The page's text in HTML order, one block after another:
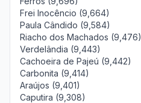
Frei Inocêncio (9,664)
Paula Cândido (9,584)
Riacho dos Machados (9,476)
Verdelândia (9,443)
Cachoeira de Pajeú (9,442)
Carbonita (9,414)
Araújos (9,401)
Caputira (9,308)